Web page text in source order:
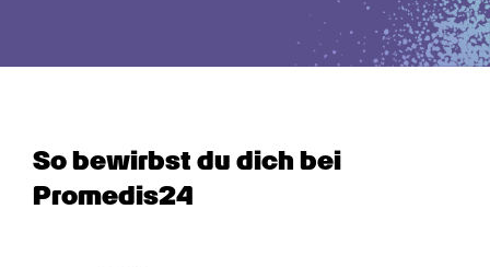
So bewirbst du dich bei
Promedis24